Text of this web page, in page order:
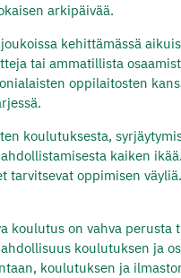
arkipäivää.
kehittämässä
tai ammatillista
oppilaitosten
koulutuksesta,
kaiken
oppimisen
koulutus on vahva
koulutuksen ja
koulutuksen ja